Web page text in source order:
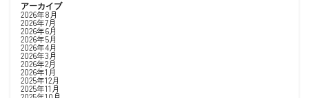
アーカイブ
2026年8月
2026年7月
2026年6月
2026年5月
2026年4月
2026年3月
2026年2月
2026年1月
2025年12月
2025年11月